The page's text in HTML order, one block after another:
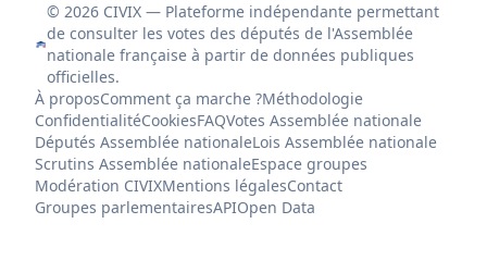
© 2026 CIVIX — Plateforme indépendante permettant
de consulter les votes des députés de l'Assemblée
nationale française à partir de données publiques
officielles.
À proposComment ça marche ?Méthodologie
ConfidentialitéCookiesFAQVotes Assemblée nationale
Députés Assemblée nationaleLois Assemblée nationale
Scrutins Assemblée nationaleEspace groupes
Modération CIVIXMentions légalesContact
Groupes parlementairesAPIOpen Data